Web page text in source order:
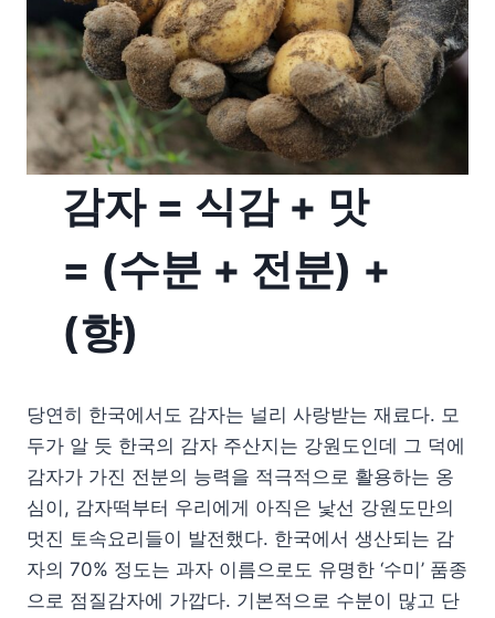
감자 = 식감 + 맛
= (수분 + 전분) +
(향)
당연히 한국에서도 감자는 널리 사랑받는 재료다. 모
두가 알 듯 한국의 감자 주산지는 강원도인데 그 덕에
감자가 가진 전분의 능력을 적극적으로 활용하는 옹
심이, 감자떡부터 우리에게 아직은 낯선 강원도만의
멋진 토속요리들이 발전했다. 한국에서 생산되는 감
자의 70% 정도는 과자 이름으로도 유명한 ‘수미’ 품종
으로 점질감자에 가깝다. 기본적으로 수분이 많고 단